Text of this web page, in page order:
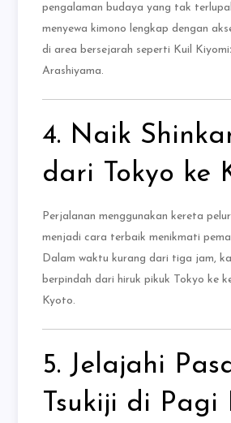
pengalaman budaya yang tak
menyewa kimono lengkap dengan
di area bersejarah seperti Kuil
Arashiyama.
4. Naik
dari Tokyo ke
Perjalanan menggunakan kereta
menjadi cara terbaik menikmati
Dalam waktu kurang dari tiga jam,
berpindah dari hiruk pikuk Tokyo ke
Kyoto.
5. Jelajahi
Tsukiji di Pagi